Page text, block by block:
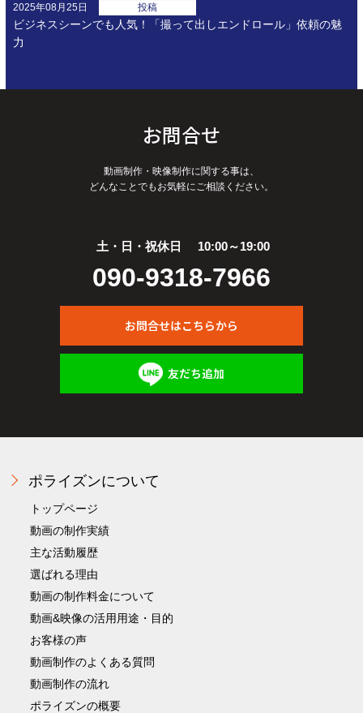
2025年08月25日 投稿
ビジネスシーンでも人気！「撮って出しエンドロール」依頼の魅
力
お問合せ
動画制作・映像制作に関する事は、
どんなことでもお気軽にご相談ください。
土・日・祝休日 10:00～19:00
090-9318-7966
お問合せはこちらから
友だち追加
ポライズンについて
トップページ
動画の制作実績
主な活動履歴
選ばれる理由
動画の制作料金について
動画&映像の活用用途・目的
お客様の声
動画制作のよくある質問
動画制作の流れ
ポライズンの概要